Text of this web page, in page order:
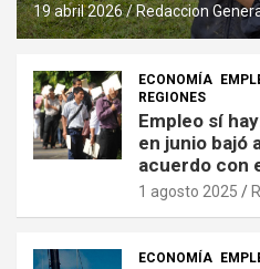
19 abril 2026 Redaccion
ECONOMÍA
REGIONES
Empleo sí
en junio bajó
acuerdo con
1 agosto 2025
ECONOMÍA